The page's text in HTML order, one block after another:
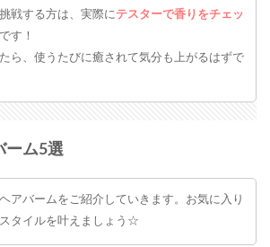
戦する方は、実際に テスターで香りをチェッ
す！
ら、使うたびに癒されて気分も上がるはずで
ーム5選
アバームをご紹介していきます。お気に入り
タイルを叶えましょう☆